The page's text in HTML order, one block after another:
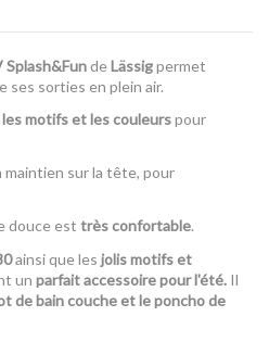
Splash&FundeLässigpermet
ses sorties en plein air.
motifs et les couleurspour
sur la tête, pour
douce est très confortable.
ainsi que les jolis motifs et
un parfait accessoire pour l'été. Il
de bain couche et le poncho de